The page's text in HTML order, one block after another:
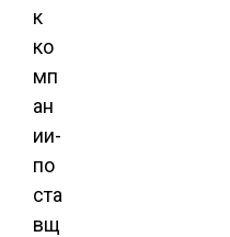
к
ко
мп
ан
ии-
по
ста
вщ